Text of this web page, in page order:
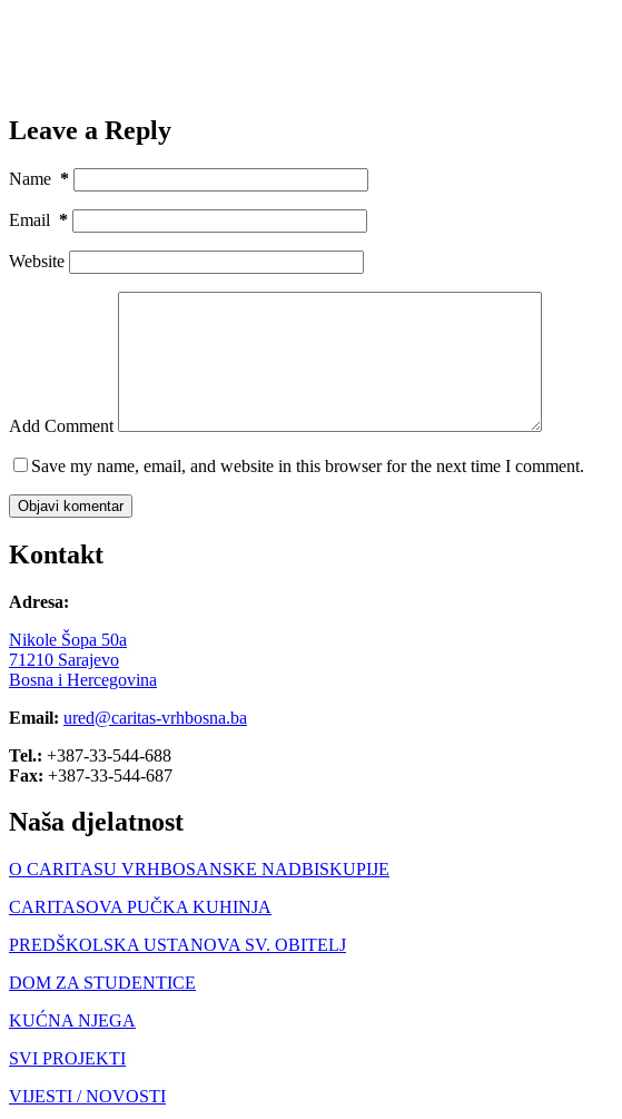
Leave a Reply
Name *
Email *
Website
Add Comment
Save my name, email, and website in this browser for the next time I comment.
Objavi komentar
Kontakt
Adresa:
Nikole Šopa 50a
71210 Sarajevo
Bosna i Hercegovina
Email: ured@caritas-vrhbosna.ba
Tel.: +387-33-544-688
Fax: +387-33-544-687
Naša djelatnost
O CARITASU VRHBOSANSKE NADBISKUPIJE
CARITASOVA PUČKA KUHINJA
PREDŠKOLSKA USTANOVA SV. OBITELJ
DOM ZA STUDENTICE
KUĆNA NJEGA
SVI PROJEKTI
VIJESTI / NOVOSTI